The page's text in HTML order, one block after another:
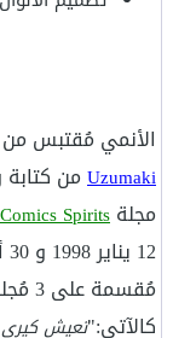
الأنمي مُقتبس من
Uzumaki من
مجلة Spirits
كالآتي:"تعيش كيري